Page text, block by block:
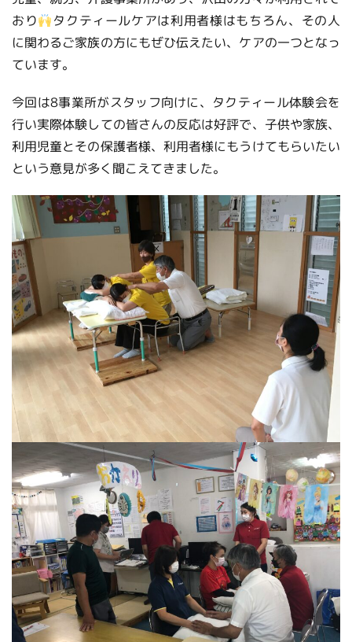
おり
タクティールケアは利用者様はもちろん、その人
に関わるご家族の方にもぜひ伝えたい、ケアの一つとなっ
ています。
今回は8事業所がスタッフ向けに、タクティール体験会を
行い実際体験しての皆さんの反応は好評で、子供や家族、
利用児童とその保護者様、利用者様にもうけてもらいたい
という意見が多く聞こえてきました。